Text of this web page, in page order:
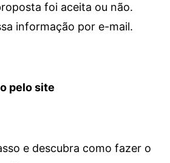
foi aceita ou não.
informação por e-mail.
pelo site
e descubra como fazer o